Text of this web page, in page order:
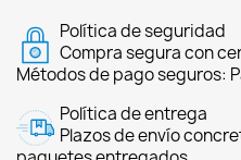
Política de seguridad
Compra segura con
Métodos de pago seguros:
Política de entrega
Plazos de envío